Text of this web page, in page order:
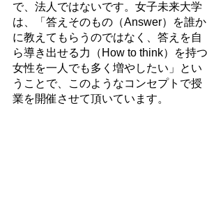
で、法人ではないです。女子未来大学
は、「答えそのもの（Answer）を誰か
に教えてもらうのではなく、答えを自
ら導き出せる力（How to think）を持つ
女性を一人でも多く増やしたい」とい
うことで、このようなコンセプトで授
業を開催させて頂いています。